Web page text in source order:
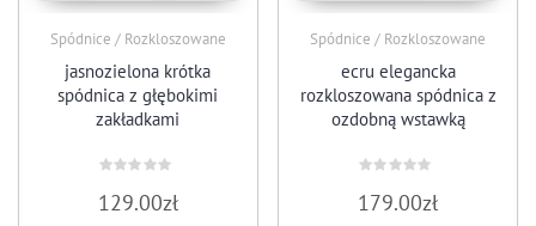
Spódnice / Rozkloszowane
jasnozielona krótka
spódnica z głębokimi
zakładkami
0
na
129.00zł
Spódnice / Rozkloszowane
ecru elegancka
rozkloszowana spódnica z
ozdobną wstawką
0
na
179.00zł